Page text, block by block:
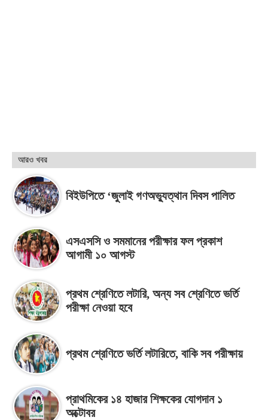
আরও খবর
বিইউপিতে ‘জুলাই গণঅভ্যুত্থান দিবস পালিত
এসএসসি ও সমমানের পরীক্ষার ফল প্রকাশ
আগামী ১০ আগস্ট
প্রথম শ্রেণিতে লটারি, অন্য সব শ্রেণিতে ভর্তি
পরীক্ষা নেওয়া হবে
প্রথম শ্রেণিতে ভর্তি লটারিতে, বাকি সব পরীক্ষায়
প্রাথমিকের ১৪ হাজার শিক্ষকের যোগদান ১
অক্টোবর